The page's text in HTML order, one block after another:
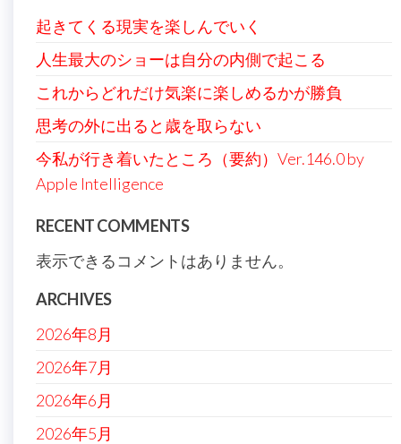
起きてくる現実を楽しんでいく
人生最大のショーは自分の内側で起こる
これからどれだけ気楽に楽しめるかが勝負
思考の外に出ると歳を取らない
今私が行き着いたところ（要約）Ver.146.0 by
Apple Intelligence
RECENT COMMENTS
表示できるコメントはありません。
ARCHIVES
2026年8月
2026年7月
2026年6月
2026年5月